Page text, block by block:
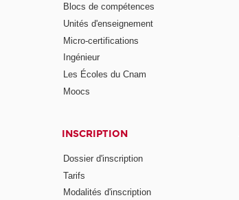
Blocs de compétences
Unités d'enseignement
Micro-certifications
Ingénieur
Les Écoles du Cnam
Moocs
INSCRIPTION
Dossier d'inscription
Tarifs
Modalités d'inscription